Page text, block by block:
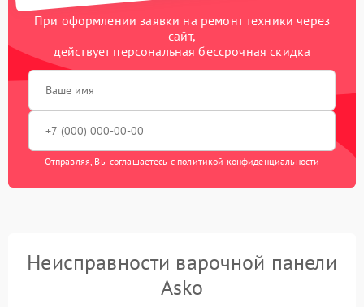
При оформлении заявки на ремонт техники через
сайт,
действует персональная бессрочная скидка
Отправляя, Вы соглашаетесь с политикой конфиденциальности
Неисправности варочной панели
Asko